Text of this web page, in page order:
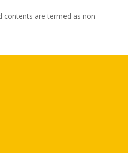
contents are termed as non-